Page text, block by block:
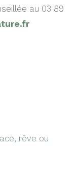
au 03 89
rêve ou